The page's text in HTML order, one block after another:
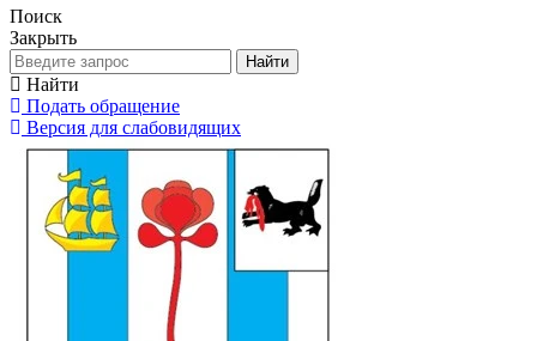
Поиск
Закрыть
Найти
Найти
Подать обращение
Версия для слабовидящих